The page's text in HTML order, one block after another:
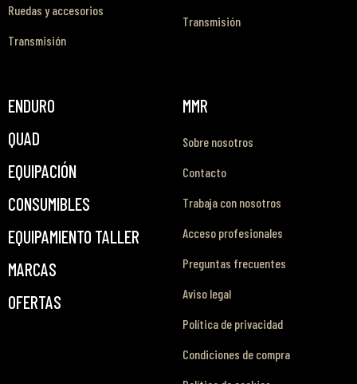
Ruedas y accesorios
Transmisión
Transmisión
ENDURO
QUAD
EQUIPACIÓN
CONSUMIBLES
EQUIPAMIENTO TALLER
MARCAS
OFERTAS
MMR
Sobre nosotros
Contacto
Trabaja con nosotros
Acceso profesionales
Preguntas frecuentes
Aviso legal
Política de privacidad
Condiciones de compra